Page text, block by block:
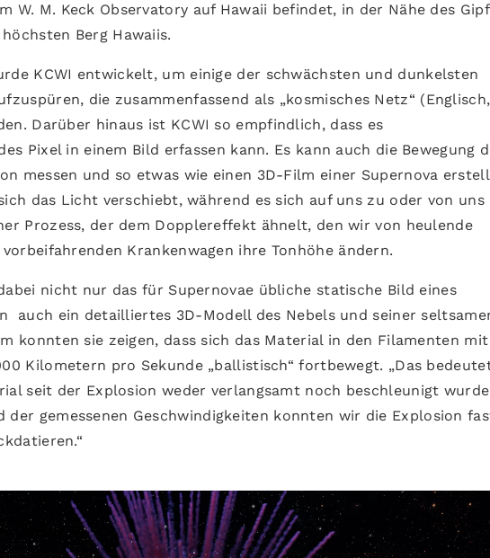
W. M. Keck Observatory auf Hawaii befindet, in der Nähe des
Berg Hawaiis.
KCWI entwickelt, um einige der schwächsten und dunkelsten
die zusammenfassend als „kosmisches Netz“ (Englisch,
Darüber hinaus ist KCWI so empfindlich, dass es
Pixel in einem Bild erfassen kann. Es kann auch die Bewegung
messen und so etwas wie einen 3D-Film einer Supernova
das Licht verschiebt, während es sich auf uns zu oder von uns
Prozess, der dem Dopplereffekt ähnelt, den wir von heulende
Krankenwagen ihre Tonhöhe ändern.
nicht nur das für Supernovae übliche statische Bild eines
auch ein detailliertes 3D-Modell des Nebels und seiner
konnten sie zeigen, dass sich das Material in den Filamenten
Kilometern pro Sekunde „ballistisch“ fortbewegt. „Das
seit der Explosion weder verlangsamt noch beschleunigt
der gemessenen Geschwindigkeiten konnten wir die Explosion